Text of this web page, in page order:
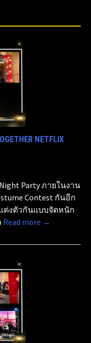
NETFLIX
Party ภายในงาน
Contest กันอีก
ต่งตัวกันแบบจัดหนัก
Read more →